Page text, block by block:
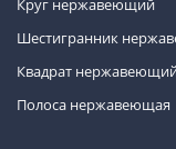
Круг нержавеющий
Шестигранник
Квадрат
Полоса нержавеющая